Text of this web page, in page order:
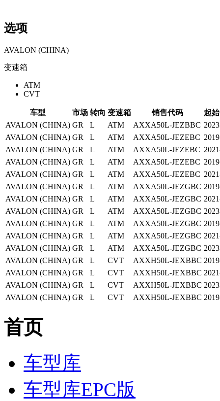
选项
AVALON (CHINA)
变速箱
ATM
CVT
车型 市场 转向 变速箱 销售代码
起
AVALON (CHINA) GR L ATM AXXA50L-JEZBBC
AVALON (CHINA) GR L ATM AXXA50L-JEZEBC
AVALON (CHINA) GR L ATM AXXA50L-JEZEBC
AVALON (CHINA) GR L ATM AXXA50L-JEZEBC
AVALON (CHINA) GR L ATM AXXA50L-JEZEBC
AVALON (CHINA) GR L ATM AXXA50L-JEZGBC
AVALON (CHINA) GR L ATM AXXA50L-JEZGBC
AVALON (CHINA) GR L ATM AXXA50L-JEZGBC
AVALON (CHINA) GR L ATM AXXA50L-JEZGBC
AVALON (CHINA) GR L ATM AXXA50L-JEZGBC
AVALON (CHINA) GR L ATM AXXA50L-JEZGBC
AVALON (CHINA) GR L CVT AXXH50L-JEXBBC
AVALON (CHINA) GR L CVT AXXH50L-JEXBBC
AVALON (CHINA) GR L CVT AXXH50L-JEXBBC
AVALON (CHINA) GR L CVT AXXH50L-JEXBBC
首页
车型库
车型库EPC版